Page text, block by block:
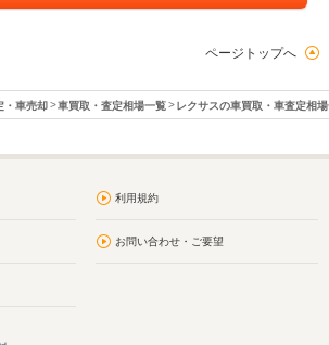
ページトップへ
・車売却 車買取・査定相場一覧 レクサスの車買取・車査定相
利用規約
お問い合わせ・ご要望